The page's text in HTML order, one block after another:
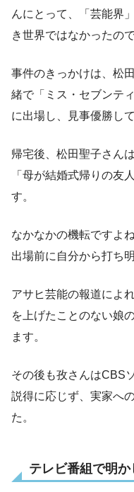
んにとって、「芸能界
き世界ではなかったの
事件のきっかけは、松
緒で「ミス・セブンテ
に出場し、見事優勝し
帰宅後、松田聖子さん
「母が結婚式帰りの友
す。
なかなかの機転ですよ
出場前に自分から打ち
アサヒ芸能の報道によ
を上げたことのない娘
ます。
その後も孜さんはCBS
説得に応じず、実家へ
た。
テレビ番組で明